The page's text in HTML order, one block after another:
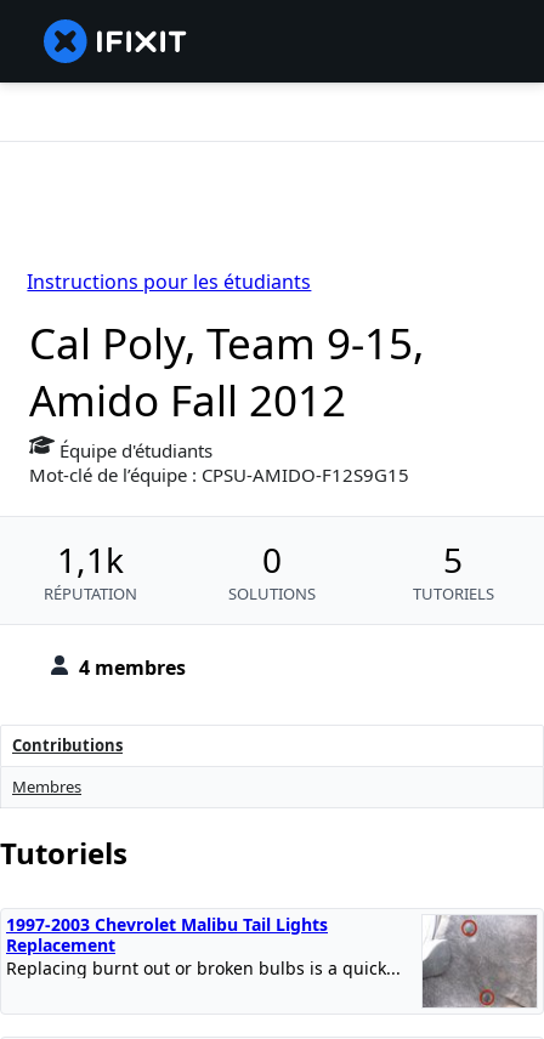
4 membres
Cal Poly, Team 9-15,
Amido Fall 2012
Équipe d'étudiants
Mot-clé de l’équipe : CPSU-AMIDO-F12S9G15
1,1k
RÉPUTATION
0
SOLUTIONS
5
TUTORIELS
Instructions pour les étudiants
Contributions
Membres
Tutoriels
1997-2003 Chevrolet Malibu Tail Lights
Replacement
Replacing burnt out or broken bulbs is a quick...